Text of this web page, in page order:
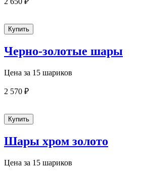
Черно-золотые шары
Цена за 15 шариков
2 570 ₽
Шары хром золото
Цена за 15 шариков